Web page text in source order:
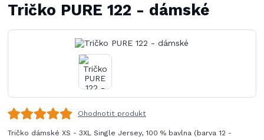
Tričko PURE 122 - dámské
Ohodnotit produkt
Tričko dámské XS - 3XL Single Jersey, 100 % bavlna (barva 12 -